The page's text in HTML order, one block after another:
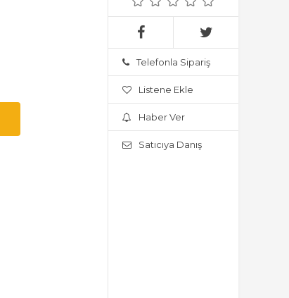
Telefonla Sipariş
Listene Ekle
Haber Ver
Satıcıya Danış